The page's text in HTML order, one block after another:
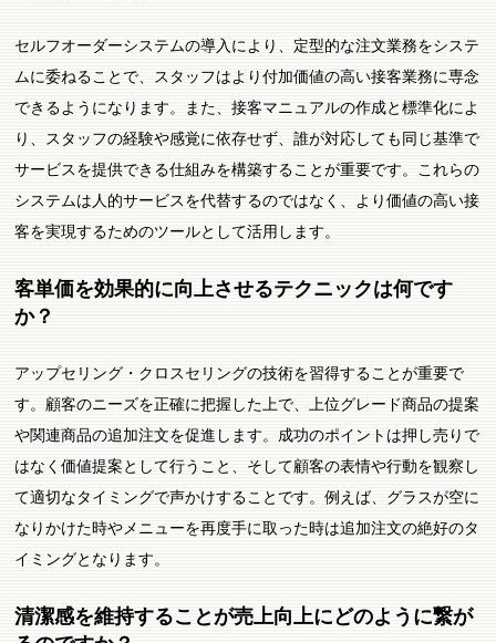
セルフオーダーシステムの導入により、定型的な注文業務をシステ
ムに委ねることで、スタッフはより付加価値の高い接客業務に専念
できるようになります。また、接客マニュアルの作成と標準化によ
り、スタッフの経験や感覚に依存せず、誰が対応しても同じ基準で
サービスを提供できる仕組みを構築することが重要です。これらの
システムは人的サービスを代替するのではなく、より価値の高い接
客を実現するためのツールとして活用します。
客単価を効果的に向上させるテクニックは何です
か？
アップセリング・クロスセリングの技術を習得することが重要で
す。顧客のニーズを正確に把握した上で、上位グレード商品の提案
や関連商品の追加注文を促進します。成功のポイントは押し売りで
はなく価値提案として行うこと、そして顧客の表情や行動を観察し
て適切なタイミングで声かけすることです。例えば、グラスが空に
なりかけた時やメニューを再度手に取った時は追加注文の絶好のタ
イミングとなります。
清潔感を維持することが売上向上にどのように繋が